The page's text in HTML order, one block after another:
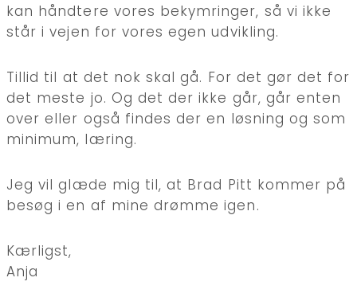
kan håndtere vores bekymringer, så vi ikke
står i vejen for vores egen udvikling.
Tillid til at det nok skal gå. For det gør det for
det meste jo. Og det der ikke går, går enten
over eller også findes der en løsning og som
minimum, læring.
Jeg vil glæde mig til, at Brad Pitt kommer på
besøg i en af mine drømme igen.
Kærligst,
Anja